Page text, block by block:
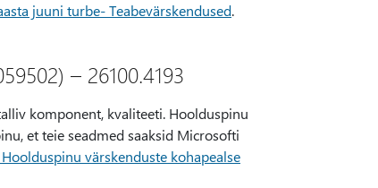
juuni turbe- Teabevärskendused.
– 26100.4193
komponent, kvaliteeti. Hoolduspinu
et teie seadmed saaksid Microsofti
värskenduste kohapealse